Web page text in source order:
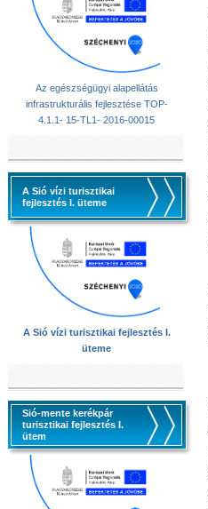
Az egészségügyi alapellátás
infrastrukturális fejlesztése TOP-
4.1.1- 15-TL1- 2016-00015
A Sió vízi turisztikai
fejlesztés I. üteme
A Sió vízi turisztikai fejlesztés I.
üteme
Sió-mente kerékpár
turisztikai fejlesztés I.
ütem